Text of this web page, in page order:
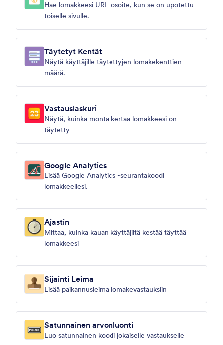
Hae lomakkeesi URL-osoite, kun se on upotettu
toiselle sivulle.
Täytetyt Kentät
Näytä käyttäjille täytettyjen lomakekenttien
määrä.
Vastauslaskuri
Näytä, kuinka monta kertaa lomakkeesi on
täytetty
Google Analytics
Lisää Google Analytics -seurantakoodi
lomakkeellesi.
Ajastin
Mittaa, kuinka kauan käyttäjiltä kestää täyttää
lomakkeesi
Sijainti Leima
Lisää paikannusleima lomakevastauksiin
Satunnainen arvonluonti
Luo satunnainen koodi jokaiselle vastaukselle